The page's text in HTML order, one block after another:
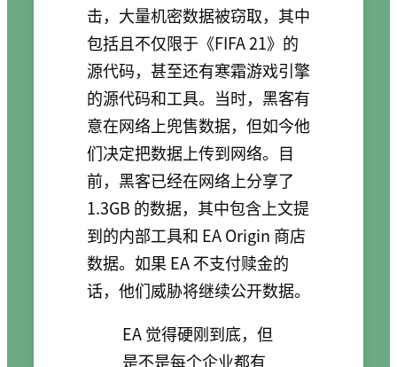
击，大量机密数据被窃取，其中
包括且不仅限于《FIFA 21》的
源代码，甚至还有寒霜游戏引擎
的源代码和工具。当时，黑客有
意在网络上兜售数据，但如今他
们决定把数据上传到网络。目
前，黑客已经在网络上分享了
1.3GB 的数据，其中包含上文提
到的内部工具和 EA Origin 商店
数据。如果 EA 不支付赎金的
话，他们威胁将继续公开数据。
EA 觉得硬刚到底，但
是不是每个企业都有